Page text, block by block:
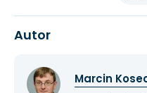
Autor
Marcin